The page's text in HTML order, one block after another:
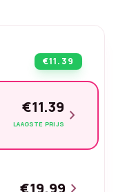
€11.39
€11.39
LAAGSTE PRIJS chevron_right